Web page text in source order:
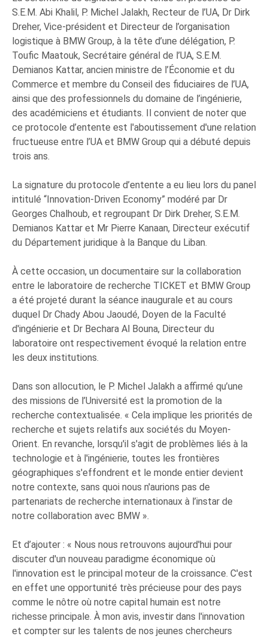
S.E.M. Abi Khalil, P. Michel Jalakh, Recteur de l’UA, Dr Dirk
Dreher, Vice-président et Directeur de l’organisation
logistique à BMW Group, à la tête d’une délégation, P.
Toufic Maatouk, Secrétaire général de l’UA, S.E.M.
Demianos Kattar, ancien ministre de l’Économie et du
Commerce et membre du Conseil des fiduciaires de l’UA,
ainsi que des professionnels du domaine de l’ingénierie,
des académiciens et étudiants. Il convient de noter que
ce protocole d’entente est l'aboutissement d'une relation
fructueuse entre l’UA et BMW Group qui a débuté depuis
trois ans.
La signature du protocole d’entente a eu lieu lors du panel
intitulé “Innovation-Driven Economy” modéré par Dr
Georges Chalhoub, et regroupant Dr Dirk Dreher, S.E.M.
Demianos Kattar et Mr Pierre Kanaan, Directeur exécutif
du Département juridique à la Banque du Liban.
À cette occasion, un documentaire sur la collaboration
entre le laboratoire de recherche TICKET et BMW Group
a été projeté durant la séance inaugurale et au cours
duquel Dr Chady Abou Jaoudé, Doyen de la Faculté
d'ingénierie et Dr Bechara Al Bouna, Directeur du
laboratoire ont respectivement évoqué la relation entre
les deux institutions.
Dans son allocution, le P. Michel Jalakh a affirmé qu’une
des missions de l’Université est la promotion de la
recherche contextualisée. « Cela implique les priorités de
recherche et sujets relatifs aux sociétés du Moyen-
Orient. En revanche, lorsqu'il s'agit de problèmes liés à la
technologie et à l'ingénierie, toutes les frontières
géographiques s'effondrent et le monde entier devient
notre contexte, sans quoi nous n'aurions pas de
partenariats de recherche internationaux à l’instar de
notre collaboration avec BMW ».
Et d’ajouter : « Nous nous retrouvons aujourd'hui pour
discuter d'un nouveau paradigme économique où
l'innovation est le principal moteur de la croissance. C'est
en effet une opportunité très précieuse pour des pays
comme le nôtre où notre capital humain est notre
richesse principale. À mon avis, investir dans l'innovation
et compter sur les talents de nos jeunes chercheurs